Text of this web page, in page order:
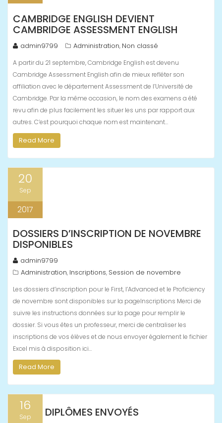
CAMBRIDGE ENGLISH DEVIENT
CAMBRIDGE ASSESSMENT ENGLISH
admin9799 Administration, Non classé
A partir du 21 septembre, Cambridge English est devenu
Cambridge Assessment English afin de mieux refléter son
affiliation avec le département Assessment de l’Université de
Cambridge. Par la même occasion, le nom des examens a été
revu afin de plus facilement les situer les uns par rapport aux
autres. C’est pourquoi chaque nom est maintenant…
Read More
20
Sep
2017
DOSSIERS D’INSCRIPTION DE NOVEMBRE
DISPONIBLES
admin9799
Administration, Inscriptions, Session de novembre
Les dossiers d’inscription pour le First, l’Advanced et le Proficiency
de novembre sont disponibles sur la pageInscriptions Merci de
suivre les instructions données sur la page pour remplir le
dossier. Si vous êtes un professeur, merci de centraliser les
inscriptions de vos élèves et de nous envoyer également le fichier
Excel mis à disposition ici…
Read More
16
Sep DIPLÔMES ENVOYÉS